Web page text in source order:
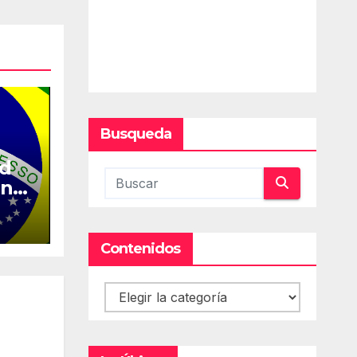
Busqueda
Contenidos
Contenidos